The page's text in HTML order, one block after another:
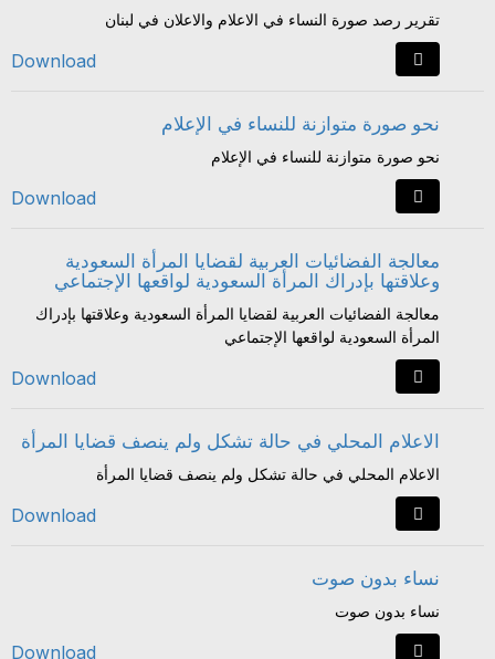
تقرير رصد صورة النساء في الاعلام والاعلان في لبنان
Download
نحو صورة متوازنة للنساء في الإعلام
نحو صورة متوازنة للنساء في الإعلام
Download
معالجة الفضائيات العربية لقضايا المرأة السعودية
وعلاقتها بإدراك المرأة السعودية لواقعها الإجتماعي
معالجة الفضائيات العربية لقضايا المرأة السعودية وعلاقتها بإدراك
المرأة السعودية لواقعها الإجتماعي
Download
الاعلام المحلي في حالة تشكل ولم ينصف قضايا المرأة
الاعلام المحلي في حالة تشكل ولم ينصف قضايا المرأة
Download
نساء بدون صوت
نساء بدون صوت
Download